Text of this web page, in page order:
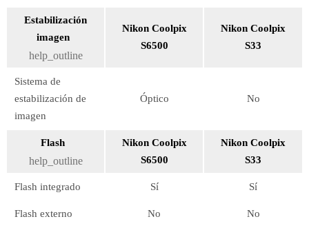
Estabilización
imagen
help_outline
Nikon Coolpix
S6500
Nikon Coolpix
S33
Sistema de
estabilización de
imagen
Óptico No
Flash
help_outline
Nikon Coolpix
S6500
Nikon Coolpix
S33
Flash integrado Sí Sí
Flash externo No No